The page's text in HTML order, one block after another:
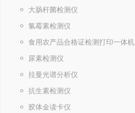
大肠杆菌检测仪
氯霉素检测仪
食用农产品合格证检测打印一体机
尿素检测仪
拉曼光谱分析仪
抗生素检测仪
胶体金读卡仪